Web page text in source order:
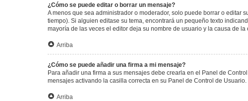
¿Cómo se puede editar o borrar un mensaje?
A menos que sea administrador o moderador, solo puede borrar o editar
tiempo). Si alguien editase su tema, encontrará un pequeño texto
mayoría de las veces el editor deja su nombre de usuario y la causa de
Arriba
¿Cómo se puede añadir una firma a mi mensaje?
Para añadir una firma a sus mensajes debe crearla en el Panel de
mensajes activando la casilla correcta en su Panel de Control de
Arriba